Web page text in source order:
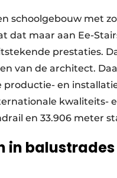
schoolgebouw met
dat maar aan Ee-
prestaties.
van de architect.
productie- en
kwaliteits-
en 33.906 meter
in balustrades